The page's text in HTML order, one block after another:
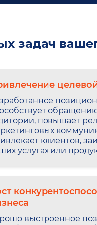
задач
повышает
клиентов,
услугах или
выстроенное